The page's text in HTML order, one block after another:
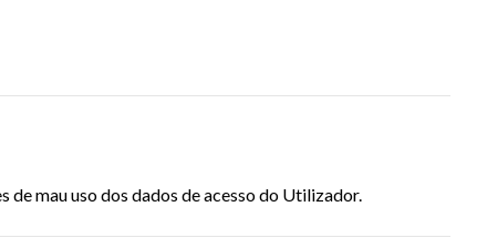
mau uso dos dados de acesso do Utilizador.